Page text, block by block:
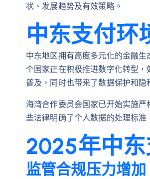
状、发展趋势及有效策略。
中东支付环
中东地区拥有高度多元化的金融
个国家正在积极推进数字化转型
普及，同时也带来了数据保护和隐
海湾合作委员会国家已开始实施
些法律明确了个人数据的处理标
2025年中
监管合规压力增加